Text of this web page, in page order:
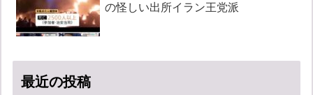
の怪しい出所イラン王党派
最近の投稿